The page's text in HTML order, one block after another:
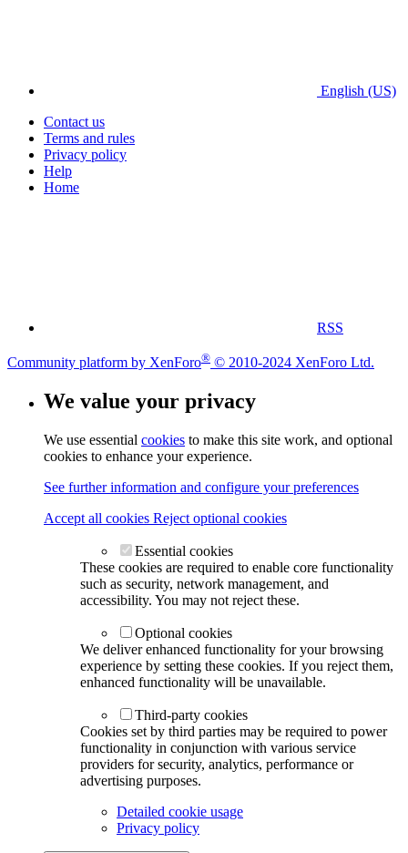
English (US)
Contact us
Terms and rules
Privacy policy
Help
Home
RSS
Community platform by XenForo® © 2010-2024 XenForo Ltd.
We value your privacy
We use essential cookies to make this site work, and optional
cookies to enhance your experience.
See further information and configure your preferences
Accept all cookies Reject optional cookies
Essential cookies
These cookies are required to enable core functionality
such as security, network management, and
accessibility. You may not reject these.
Optional cookies
We deliver enhanced functionality for your browsing
experience by setting these cookies. If you reject them,
enhanced functionality will be unavailable.
Third-party cookies
Cookies set by third parties may be required to power
functionality in conjunction with various service
providers for security, analytics, performance or
advertising purposes.
Detailed cookie usage
Privacy policy